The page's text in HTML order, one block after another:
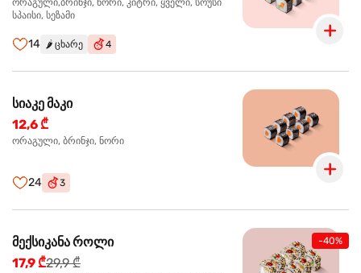
ორაგული,ბრინჯი, ნორი, კიტრი, ყველი, სოუსი
სპაისი, სეზამი
14 🌶️ ცხარე 4
სიაკე მაკი
12,6 ₾
ორაგული, ბრინჯი, ნორი
24 3
-40%
მექსიკანა როლი
17,9 ₾29,9 ₾